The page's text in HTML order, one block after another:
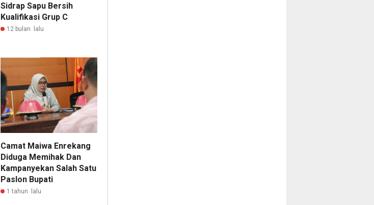
Sidrap Sapu Bersih
Kualifikasi Grup C
12 bulan lalu
Camat Maiwa Enrekang
Diduga Memihak Dan
Kampanyekan Salah Satu
Paslon Bupati
1 tahun lalu